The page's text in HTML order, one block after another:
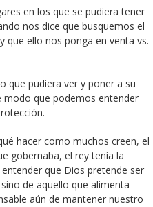
en los que se pudiera tener
nos dice que busquemos el
que ello nos ponga en venta vs.
que pudiera ver y poner a su
modo que podemos entender
hacer como muchos creen, el
gobernaba, el rey tenía la
que Dios pretende ser
de aquello que alimenta
aún de mantener nuestro